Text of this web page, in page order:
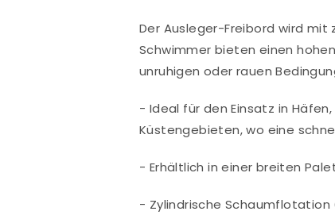
Der Ausleger-Freibord wird mit
Schwimmer bieten einen
unruhigen oder rauen
- Ideal für den Einsatz in
Küstengebieten, wo eine
- Erhältlich in einer breiten
- Zylindrische Schaumflotation